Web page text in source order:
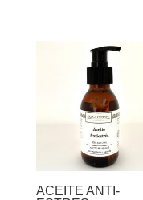
ACEITE ANTI-